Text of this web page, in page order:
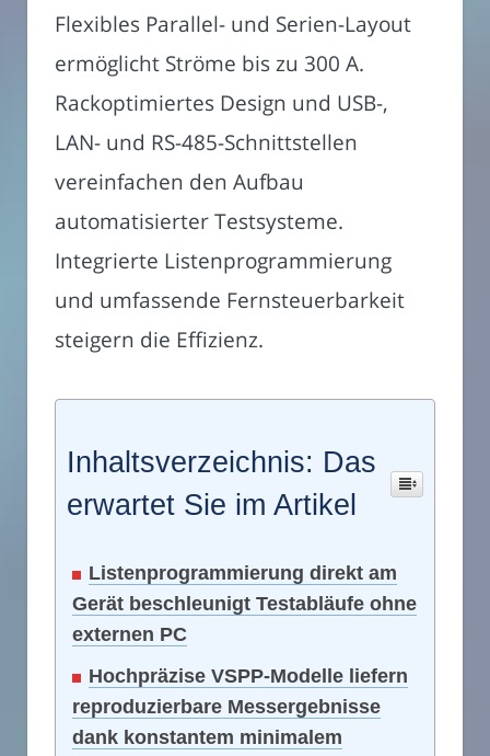
Flexibles Parallel- und Serien-Layout
ermöglicht Ströme bis zu 300 A.
Rackoptimiertes Design und USB-,
LAN- und RS-485-Schnittstellen
vereinfachen den Aufbau
automatisierter Testsysteme.
Integrierte Listenprogrammierung
und umfassende Fernsteuerbarkeit
steigern die Effizienz.
Inhaltsverzeichnis: Das
erwartet Sie im Artikel
Listenprogrammierung direkt am
Gerät beschleunigt Testabläufe ohne
externen PC
Hochpräzise VSPP-Modelle liefern
reproduzierbare Messergebnisse
dank konstantem minimalem